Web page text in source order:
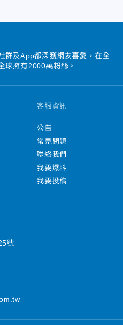
群及App都深獲網友喜愛，在全
球擁有2000萬粉絲。
客服資訊
公告
常見問題
聯絡我們
我要爆料
我要投稿
號